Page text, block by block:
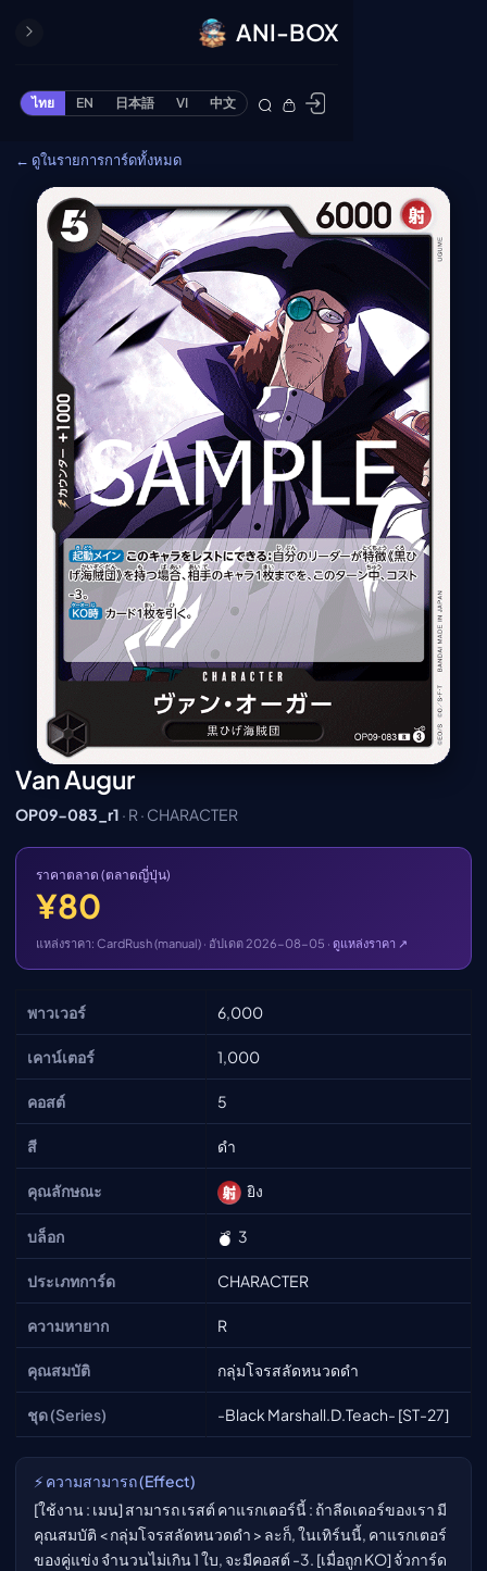
ANI-BOX
ไทย EN 日本語 VI 中文
ปิด
ONE PIECE
Collection
Deck Builder
My-Collection
Deck Library
Deck Share
PREMIUM SERVICE
ทีวีออนไลน์
แนะนำรายการทีวี
อนิเมะ
ตารางออกอากาศอนิ
เมะ (คืนนี้)
ตารางออกอากาศอนิ
เมะ
← ดูในรายการการ์ดทั้งหมด
Van Augur
OP09-083_r1 · R · CHARACTER
ราคาตลาด (ตลาดญี่ปุ่น)
¥80
แหล่งราคา: CardRush (manual) · อัปเดต 2026-08-05 · ดูแหล่งราคา ↗
พาวเวอร์ 6,000
เคาน์เตอร์ 1,000
คอสต์ 5
สี ดำ
คุณลักษณะ ยิง
บล็อก 3
ประเภทการ์ด CHARACTER
ความหายาก R
คุณสมบัติ กลุ่มโจรสลัดหนวดดำ
ชุด (Series) -Black Marshall.D.Teach- [ST-27]
⚡ ความสามารถ (Effect)
[ใช้งาน : เมน] สามารถ เรสต์ คาแรกเตอร์นี้ : ถ้าลีดเดอร์ของเรา มี
คุณสมบัติ < กลุ่มโจรสลัดหนวดดำ > ละก็, ในเทิร์นนี้, คาแรกเตอร์
ของคู่แข่ง จำนวนไม่เกิน 1 ใบ, จะมีคอสต์ -3. [เมื่อถูก KO] จั่วการ์ด